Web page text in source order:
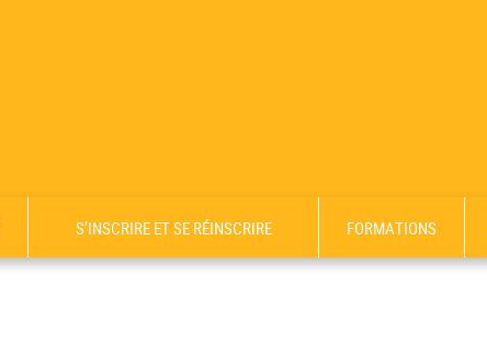
S’INSCRIRE ET SE RÉINSCRIRE FORMATIONS